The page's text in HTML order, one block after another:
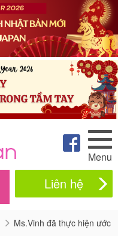
Menu
Liên hệ
Ms.Vinh đã thực hiện ước